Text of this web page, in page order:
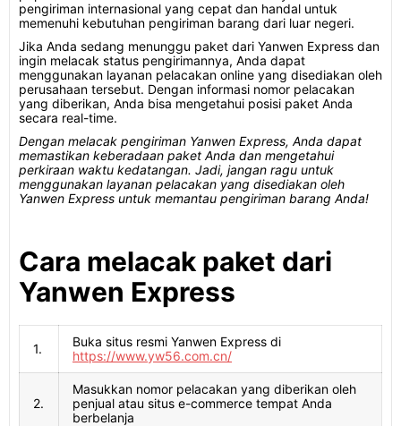
pengiriman internasional yang cepat dan handal untuk
memenuhi kebutuhan pengiriman barang dari luar negeri.
Jika Anda sedang menunggu paket dari Yanwen Express dan
ingin melacak status pengirimannya, Anda dapat
menggunakan layanan pelacakan online yang disediakan oleh
perusahaan tersebut. Dengan informasi nomor pelacakan
yang diberikan, Anda bisa mengetahui posisi paket Anda
secara real-time.
Dengan melacak pengiriman Yanwen Express, Anda dapat
memastikan keberadaan paket Anda dan mengetahui
perkiraan waktu kedatangan. Jadi, jangan ragu untuk
menggunakan layanan pelacakan yang disediakan oleh
Yanwen Express untuk memantau pengiriman barang Anda!
Cara melacak paket dari
Yanwen Express
1.
Buka situs resmi Yanwen Express di
https://www.yw56.com.cn/
2.
Masukkan nomor pelacakan yang diberikan oleh
penjual atau situs e-commerce tempat Anda
berbelanja